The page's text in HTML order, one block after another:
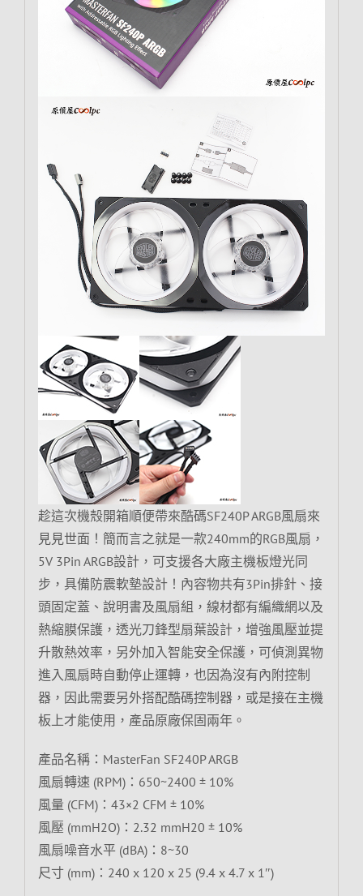
趁這次機殼開箱順便帶來酷碼SF240P ARGB風扇來
見見世面！簡而言之就是一款240mm的RGB風扇，
5V 3Pin ARGB設計，可支援各大廠主機板燈光同
步，具備防震軟墊設計！內容物共有3Pin排針、接
頭固定蓋、說明書及風扇組，線材都有編織網以及
熱縮膜保護，透光刀鋒型扇葉設計，增強風壓並提
升散熱效率，另外加入智能安全保護，可偵測異物
進入風扇時自動停止運轉，也因為沒有內附控制
器，因此需要另外搭配酷碼控制器，或是接在主機
板上才能使用，產品原廠保固兩年。
產品名稱：MasterFan SF240P ARGB
風扇轉速 (RPM)：650~2400 ± 10%
風量 (CFM)：43×2 CFM ± 10%
風壓 (mmH2O)：2.32 mmH20 ± 10%
風扇噪音水平 (dBA)：8~30
尺寸 (mm)：240 x 120 x 25 (9.4 x 4.7 x 1″)